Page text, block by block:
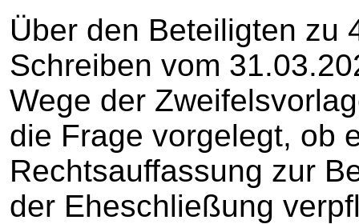
Über den Beteiligten zu
Schreiben vom
Wege der
die Frage vorgelegt, ob
Rechtsauffassung zur
der Eheschließung